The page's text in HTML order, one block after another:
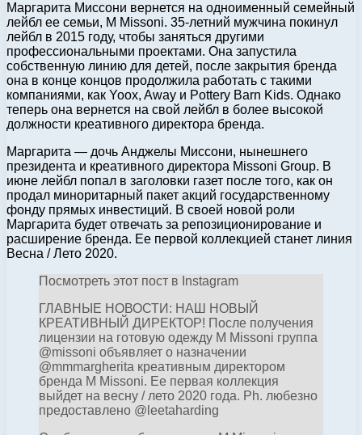
Маргарита Миссони вернется на одноименный семейный
лейбл ее семьи, M Missoni. 35-летний мужчина покинул
лейбл в 2015 году, чтобы заняться другими
профессиональными проектами. Она запустила
собственную линию для детей, после закрытия бренда
она в конце концов продолжила работать с такими
компаниями, как Yoox, Away и Pottery Barn Kids. Однако
теперь она вернется на свой лейбл в более высокой
должности креативного директора бренда.
Маргарита — дочь Анджелы Миссони, нынешнего
президента и креативного директора Missoni Group. В
июне лейбл попал в заголовки газет после того, как он
продал миноритарный пакет акций государственному
фонду прямых инвестиций. В своей новой роли
Маргарита будет отвечать за репозиционирование и
расширение бренда. Ее первой коллекцией станет линия
Весна / Лето 2020.
Посмотреть этот пост в Instagram
ГЛАВНЫЕ НОВОСТИ: НАШ НОВЫЙ
КРЕАТИВНЫЙ ДИРЕКТОР! После получения
лицензии на готовую одежду M Missoni группа
@missoni объявляет о назначении
@mmmargherita креативным директором
бренда M Missoni. Ее первая коллекция
выйдет на весну / лето 2020 года. Ph. любезно
предоставлено @leetaharding